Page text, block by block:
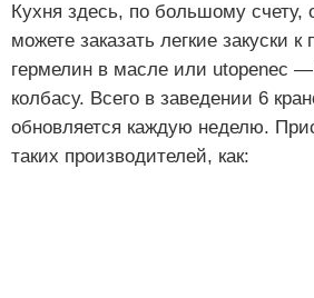
Кухня здесь, по большому счету,
можете заказать легкие закуски
гермелин в масле или utopenec
колбасу. Всего в заведении 6
обновляется каждую неделю.
таких производителей, как: